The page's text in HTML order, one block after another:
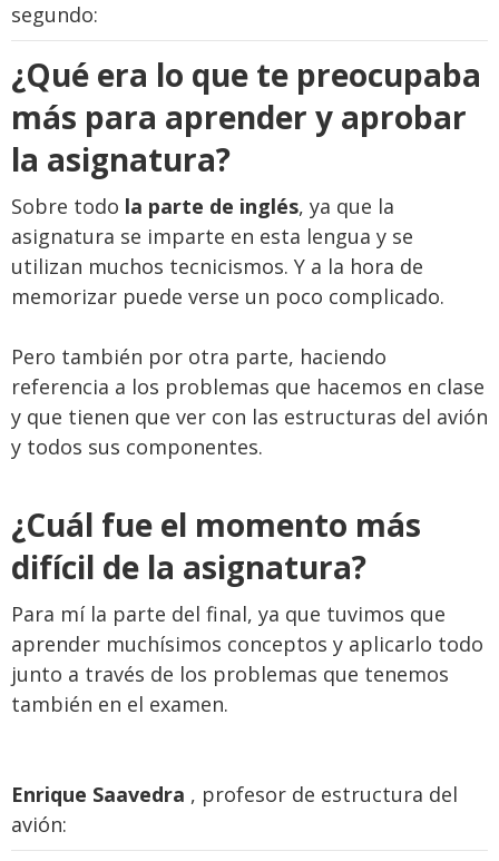
segundo:
¿Qué era lo que te preocupaba
más para aprender y aprobar
la asignatura?
Sobre todo la parte de inglés, ya que la
asignatura se imparte en esta lengua y se
utilizan muchos tecnicismos. Y a la hora de
memorizar puede verse un poco complicado.
Pero también por otra parte, haciendo
referencia a los problemas que hacemos en clase
y que tienen que ver con las estructuras del avión
y todos sus componentes.
¿Cuál fue el momento más
difícil de la asignatura?
Para mí la parte del final, ya que tuvimos que
aprender muchísimos conceptos y aplicarlo todo
junto a través de los problemas que tenemos
también en el examen.
Enrique Saavedra , profesor de estructura del
avión: